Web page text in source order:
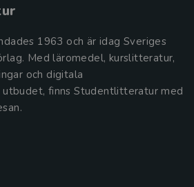
1963 och är idag Sveriges
Med läromedel, kurslitteratur,
och digitala
finns Studentlitteratur med